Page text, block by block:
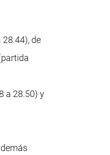
de
a 28.50) y